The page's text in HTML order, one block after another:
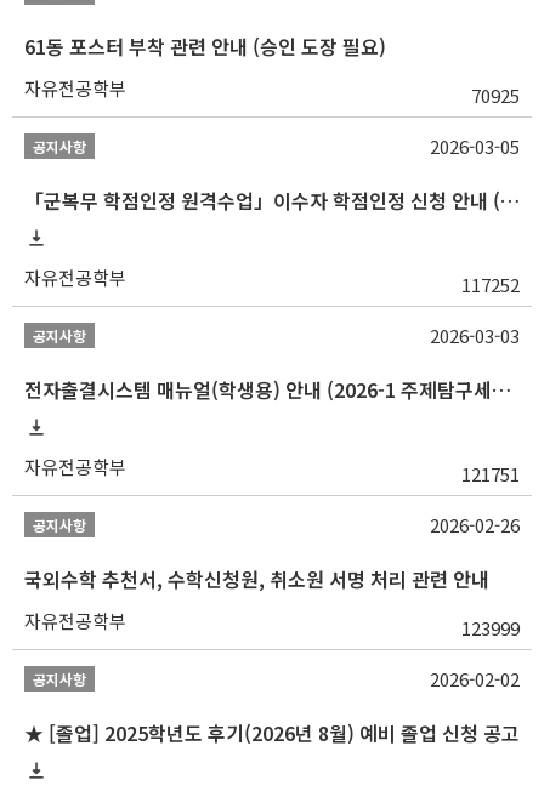
61동 포스터 부착 관련 안내 (승인 도장 필요)
자유전공학부 70925
공지사항
「군복무 학점인정 원격수업」이수자 학점인정 신청 안내 (2025-2 이전 군복무 원격수업 수강자 필독)
자유전공학부 117252
2026-03-05
공지사항
전자출결시스템 매뉴얼(학생용) 안내 (2026-1 주제탐구세미나 1 (001 분반) 등)
자유전공학부 121751
2026-03-03
공지사항
국외수학 추천서, 수학신청원, 취소원 서명 처리 관련 안내
자유전공학부 123999
2026-02-26
공지사항
★ [졸업] 2025학년도 후기(2026년 8월) 예비 졸업 신청 공고
2026-02-02